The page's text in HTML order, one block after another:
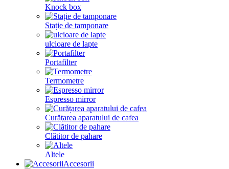
Knock box
Stație de tamponare
ulcioare de lapte
Portafilter
Termometre
Espresso mirror
Curățarea aparatului de cafea
Clătitor de pahare
Altele
Accesorii